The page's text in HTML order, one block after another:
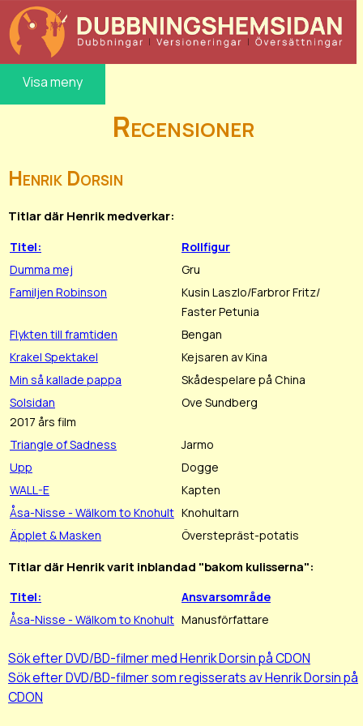
Visa meny
Recensioner
Henrik Dorsin
Titlar där Henrik medverkar:
Titel:
Rollfigur
Dumma mej
Gru
Familjen Robinson
Kusin Laszlo/Farbror Fritz/
Faster Petunia
Flykten till framtiden
Bengan
Krakel Spektakel
Kejsaren av Kina
Min så kallade pappa
Skådespelare på China
Solsidan
2017 års film
Ove Sundberg
Triangle of Sadness
Jarmo
Upp
Dogge
WALL-E
Kapten
Åsa-Nisse - Wälkom to Knohult Knohultarn
Äpplet & Masken
Överstepräst-potatis
Titlar där Henrik varit inblandad "bakom kulisserna":
Titel:
Ansvarsområde
Åsa-Nisse - Wälkom to Knohult Manusförfattare
Sök efter DVD/BD-filmer med Henrik Dorsin på CDON
Sök efter DVD/BD-filmer som regisserats av Henrik Dorsin på
CDON